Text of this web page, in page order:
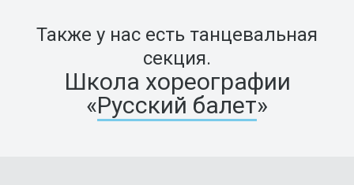
Также у нас есть танцевальная
секция.
Школа хореографии
«Русский балет»